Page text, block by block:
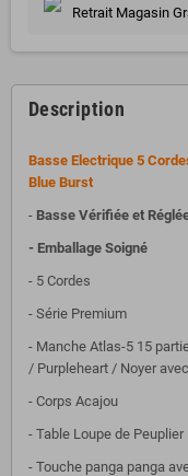
Retrait Magasin
Description
Basse Electrique 5
Blue Burst
- Basse Vérifiée et
- Emballage Soigné
- 5 Cordes
- Série Premium
- Manche Atlas-5 15
/ Purpleheart / Noyer
- Corps Acajou
- Table Loupe de Peuplier
- Touche panga panga